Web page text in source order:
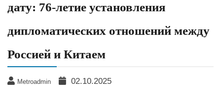
дату: 76-летие установления
дипломатических отношений между
Россией и Китаем
Metroadmin 02.10.2025